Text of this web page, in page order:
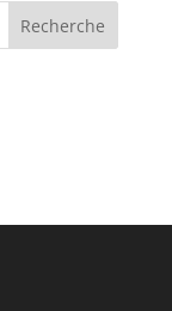
Recherche